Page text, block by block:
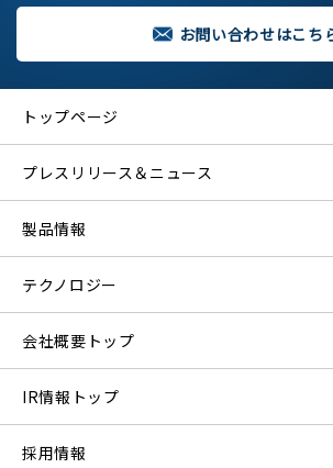
お問い合わせはこち
トップページ
プレスリリース＆ニュース
製品情報
テクノロジー
DMNAとは？
会社概要トップ
ご挨拶
IR情報トップ
プレスリリース一覧
採用情報